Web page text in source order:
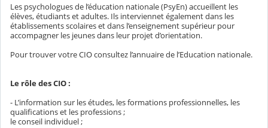
Les psychologues de l’éducation nationale (PsyEn) accueillent les
élèves, étudiants et adultes. Ils interviennet également dans les
établissements scolaires et dans l’enseignement supérieur pour
accompagner les jeunes dans leur projet d’orientation.
Pour trouver votre CIO consultez l’annuaire de l’Education nationale.
Le rôle des CIO :
- L’information sur les études, les formations professionnelles, les
qualifications et les professions ;
le conseil individuel ;